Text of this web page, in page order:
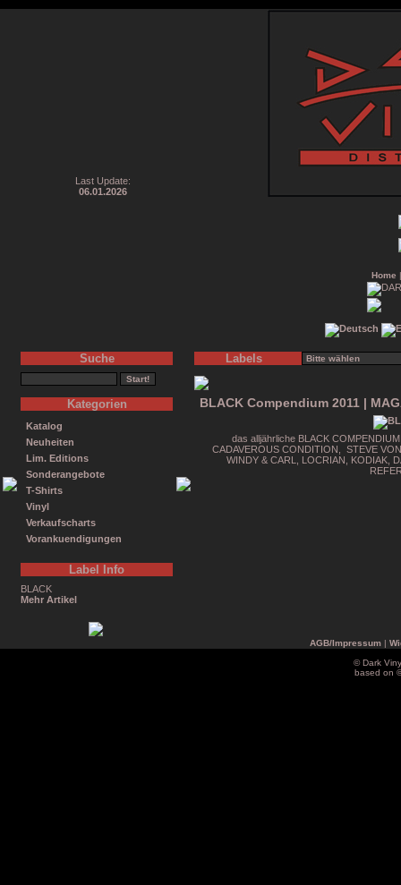
Last Update:
06.01.2026
Home
Suche
Kategorien
Katalog
Neuheiten
Lim. Editions
Sonderangebote
T-Shirts
Vinyl
Verkaufscharts
Vorankuendigungen
Label Info
BLACK
Mehr Artikel
Labels
BLACK Compendium 2011 |
das alljährliche BLACK
CADAVEROUS CONDITION, STEVE
WINDY & CARL, LOCRIAN, KODIAK,
AGB/Impressum|
© Dark
based on